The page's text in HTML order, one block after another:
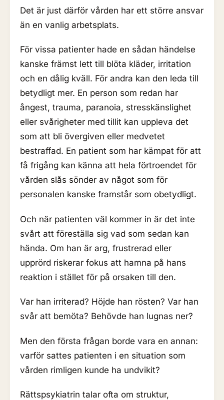
Det är just därför vården har ett större ansvar
än en vanlig arbetsplats.
För vissa patienter hade en sådan händelse
kanske främst lett till blöta kläder, irritation
och en dålig kväll. För andra kan den leda till
betydligt mer. En person som redan har
ångest, trauma, paranoia, stresskänslighet
eller svårigheter med tillit kan uppleva det
som att bli övergiven eller medvetet
bestraffad. En patient som har kämpat för att
få frigång kan känna att hela förtroendet för
vården slås sönder av något som för
personalen kanske framstår som obetydligt.
Och när patienten väl kommer in är det inte
svårt att föreställa sig vad som sedan kan
hända. Om han är arg, frustrerad eller
upprörd riskerar fokus att hamna på hans
reaktion i stället för på orsaken till den.
Var han irriterad? Höjde han rösten? Var han
svår att bemöta? Behövde han lugnas ner?
Men den första frågan borde vara en annan:
varför sattes patienten i en situation som
vården rimligen kunde ha undvikit?
Rättspsykiatrin talar ofta om struktur,